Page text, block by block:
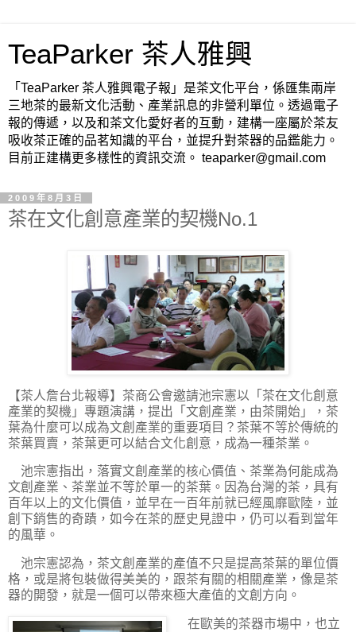
TeaParker 茶人雅興
「TeaParker 茶人雅興電子報」是茶文化平台，係匯集兩岸
三地茶的最新文化活動、產業訊息的非營利單位。透過電子
報的傳遞，以及和茶文化愛好者的互動，建構一座屬於茶友
吸收茶正確的品茗知識的平台，並提升對茶器的品鑑能力。
目前正建構更多樣性的資訊交流。 teaparker@gmail.com
2009年8月3日
茶在文化創意產業的契機No.1
【茶人詹台北報導】 茶商公會邀請池宗憲以「茶在文化創意
產業的契機」專題演講，提出「文創產業，由茶開始」，茶
葉為什麼可以成為文創產業的重要項目？茶葉不等於傳統的
茶葉買賣，茶葉更可以結合文化創意，成為一種茶業。
池宗憲指出，落實文創產業的核心價值、茶業為何能成為
文創產業、茶業並不等於單一的茶葉。因為台灣的茶，具有
百年以上的文化價值，並早在一百年前就已經風靡歐陸，並
創下銷售的奇蹟，如今在茶的歷史見證中，仍可以看到當年
的風華。
池宗憲認為，茶文創產業的產值不只是提高茶葉的單位價
格，或是將包裝做得美美的，跟茶有關的相關產業，像是茶
器的開發，就是一個可以帶來極大產值的文創方向。
在歐美的茶器市場中，也立